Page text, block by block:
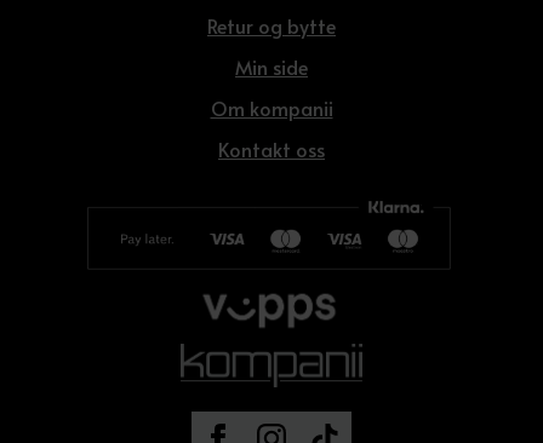
Retur og bytte
Min side
Om kompanii
Kontakt oss